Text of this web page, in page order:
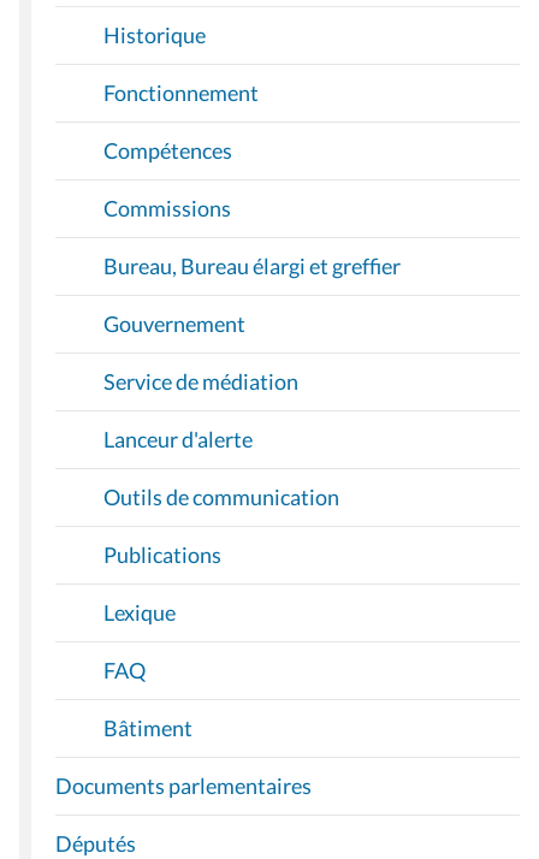
Historique
Fonctionnement
Compétences
Commissions
Bureau, Bureau élargi et greffier
Gouvernement
Service de médiation
Lanceur d'alerte
Outils de communication
Publications
Lexique
FAQ
Bâtiment
Documents parlementaires
Députés